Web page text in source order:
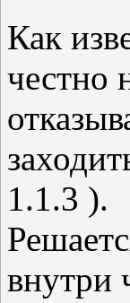
Как
честно
1.1.3 ).
внутри